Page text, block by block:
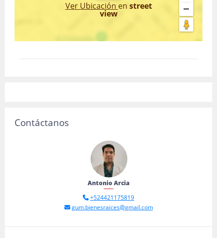
Ver Ubicación en street
view
Contáctanos
Antonio Arcia
+524421175819
gum.bienesraices@gmail.com